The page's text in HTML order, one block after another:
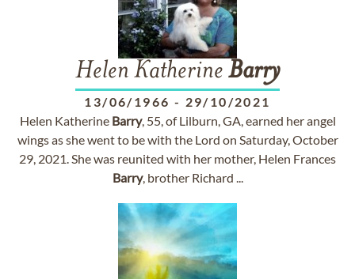
Helen Katherine Barry
13/06/1966 - 29/10/2021
Helen Katherine Barry, 55, of Lilburn, GA, earned her angel
wings as she went to be with the Lord on Saturday, October
29, 2021. She was reunited with her mother, Helen Frances
Barry, brother Richard ...